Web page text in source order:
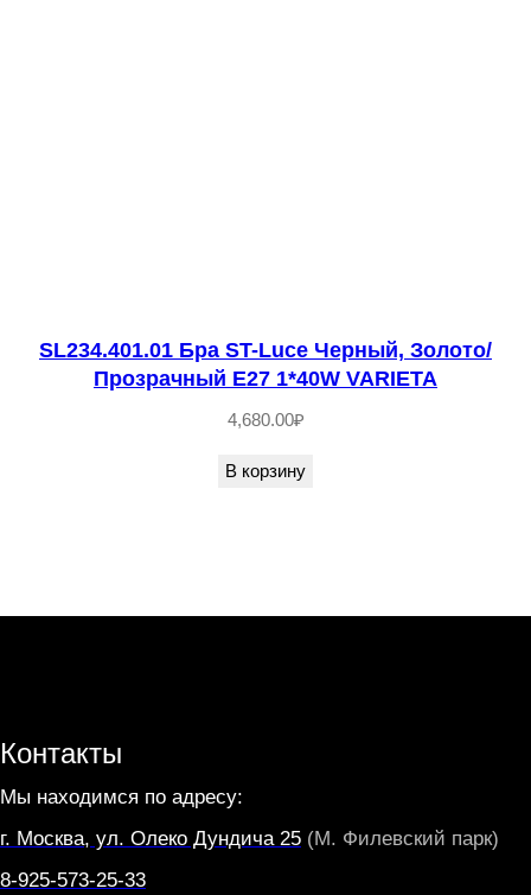
SL234.401.01 Бра ST-Luce Черный, Золото/
Прозрачный E27 1*40W VARIETA
4,680.00₽
В корзину
Контакты
Мы находимся по адресу:
г. Москва, ул. Олеко Дундича 25 (М. Филевский парк)
8-925-573-25-33